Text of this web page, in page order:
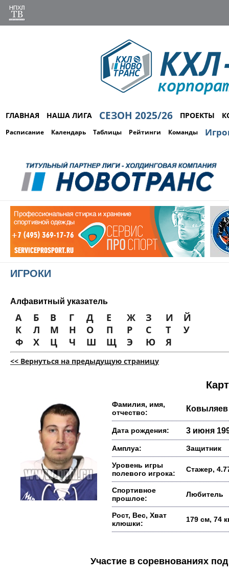
ГЛАВНАЯ НАША ЛИГА СЕЗОН 2025/26 ПРОЕКТЫ
Расписание Календарь Таблицы Рейтинги Команды
ИГРОКИ
Алфавитный указатель
А Б В Г Д Е Ж З И
Й
К
Л М Н О П Р С Т
У
Ф
Х Ц Ч Ш Щ Э Ю Я
<< Вернуться на предыдущую страницу
Фамилия, имя,
отчество:
Ковыляев
Дата рождения: 3 июня
Амплуа: Защитник
Уровень игры
полевого игрока:
Стажер,
Спортивное
прошлое:
Любитель
Рост, Вес, Хват
клюшки:
179 см, 74
Участие в соревнованиях